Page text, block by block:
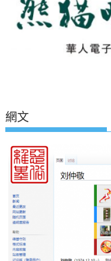
網文